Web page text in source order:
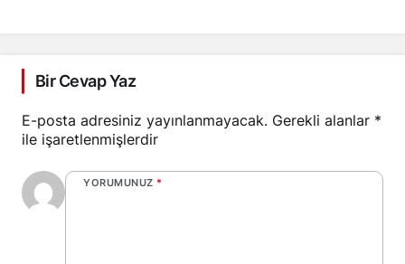
Bir Cevap Yaz
E-posta adresiniz yayınlanmayacak. Gerekli alanlar *
ile işaretlenmişlerdir
YORUMUNUZ *